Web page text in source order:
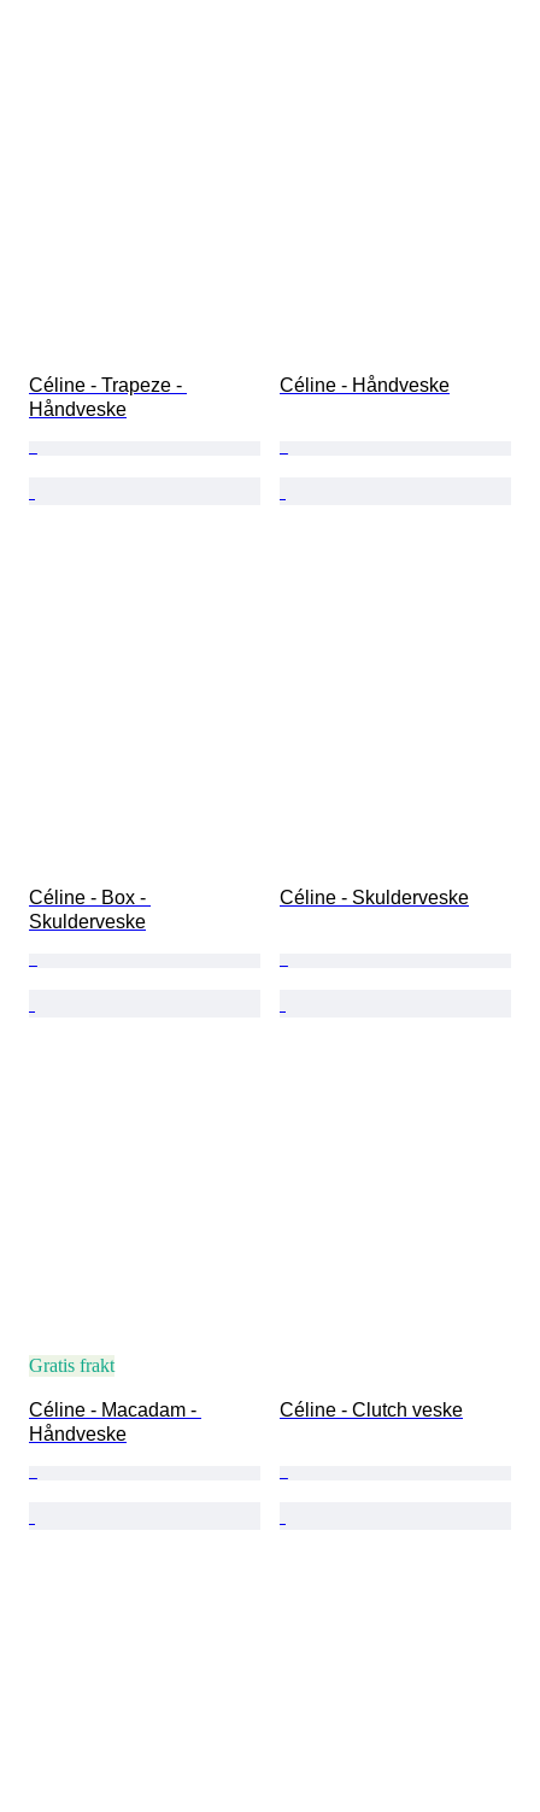
Céline - Trapeze -
Håndveske
Céline - Håndveske
Céline - Box -
Skulderveske
Céline - Skulderveske
Gratis frakt
Céline - Macadam -
Håndveske
Céline - Clutch veske